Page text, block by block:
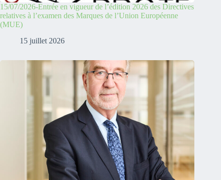
15/07/2026-Entrée en vigueur de l’édition 2026 des Directives
relatives à l’examen des Marques de l’Union Européenne
(MUE)
15 juillet 2026